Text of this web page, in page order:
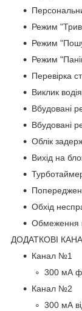
Режим
Режим
Режим
Перевірка
Виклик водія
Вбудовані
Вбудовані
Облік
Вихід на
Обхід
Обмеження
ДОДАТКОВІ
Канал №1
300 мА
Канал №2
300 мА